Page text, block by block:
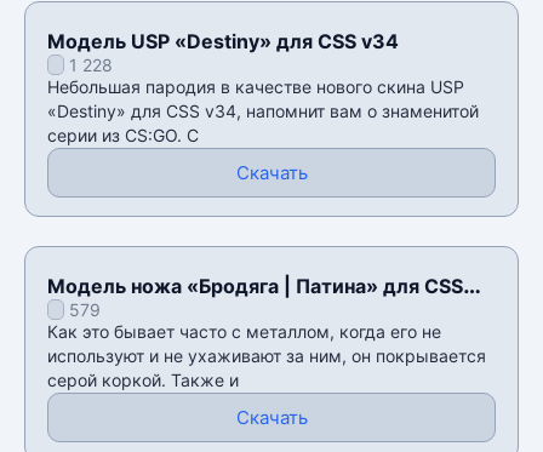
Модель USP «Destiny» для CSS v34
1 228
Небольшая пародия в качестве нового скина USP
«Destiny» для CSS v34, напомнит вам о знаменитой
серии из CS:GO. С
Скачать
Модель ножа «Бродяга | Патина» для CSS
v34579
Как это бывает часто с металлом, когда его не
используют и не ухаживают за ним, он покрывается
серой коркой. Также и
Скачать